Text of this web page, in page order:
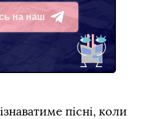
на наш
пісні, коли